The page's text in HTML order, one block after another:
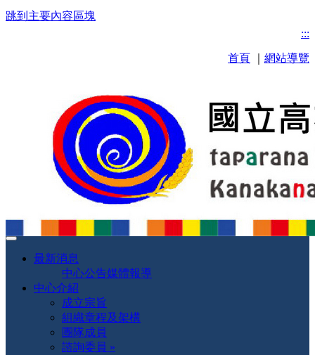
跳到主要內容區塊
:::
首頁 網站導覽
最新消息
中心公告媒體報導
中心介紹
成立宗旨
組織章程及架構
團隊成員
諮詢委員 »